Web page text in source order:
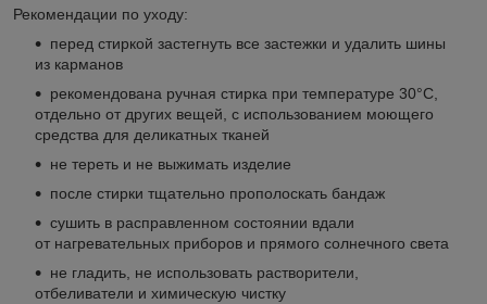
Рекомендации по уходу:
перед стиркой застегнуть все застежки и удалить шины
из карманов
рекомендована ручная стирка при температуре 30°C,
отдельно от других вещей, с использованием моющего
средства для деликатных тканей
не тереть и не выжимать изделие
после стирки тщательно прополоскать бандаж
сушить в расправленном состоянии вдали
от нагревательных приборов и прямого солнечного света
не гладить, не использовать растворители,
отбеливатели и химическую чистку